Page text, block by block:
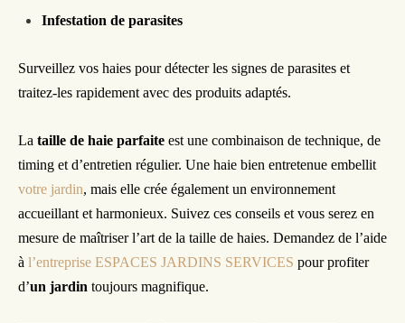
Infestation de parasites
Surveillez vos haies pour détecter les signes de parasites et
traitez-les rapidement avec des produits adaptés.
La taille de haie parfaite est une combinaison de technique, de
timing et d’entretien régulier. Une haie bien entretenue embellit
votre jardin, mais elle crée également un environnement
accueillant et harmonieux. Suivez ces conseils et vous serez en
mesure de maîtriser l’art de la taille de haies. Demandez de l’aide
à l’entreprise ESPACES JARDINS SERVICES pour profiter
d’un jardin toujours magnifique.